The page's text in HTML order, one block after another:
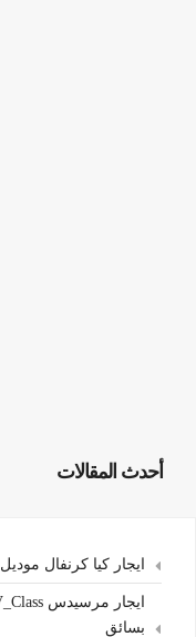
أحدث المقالات
ايجار كيا كرنفال موديل 2026
بسائق